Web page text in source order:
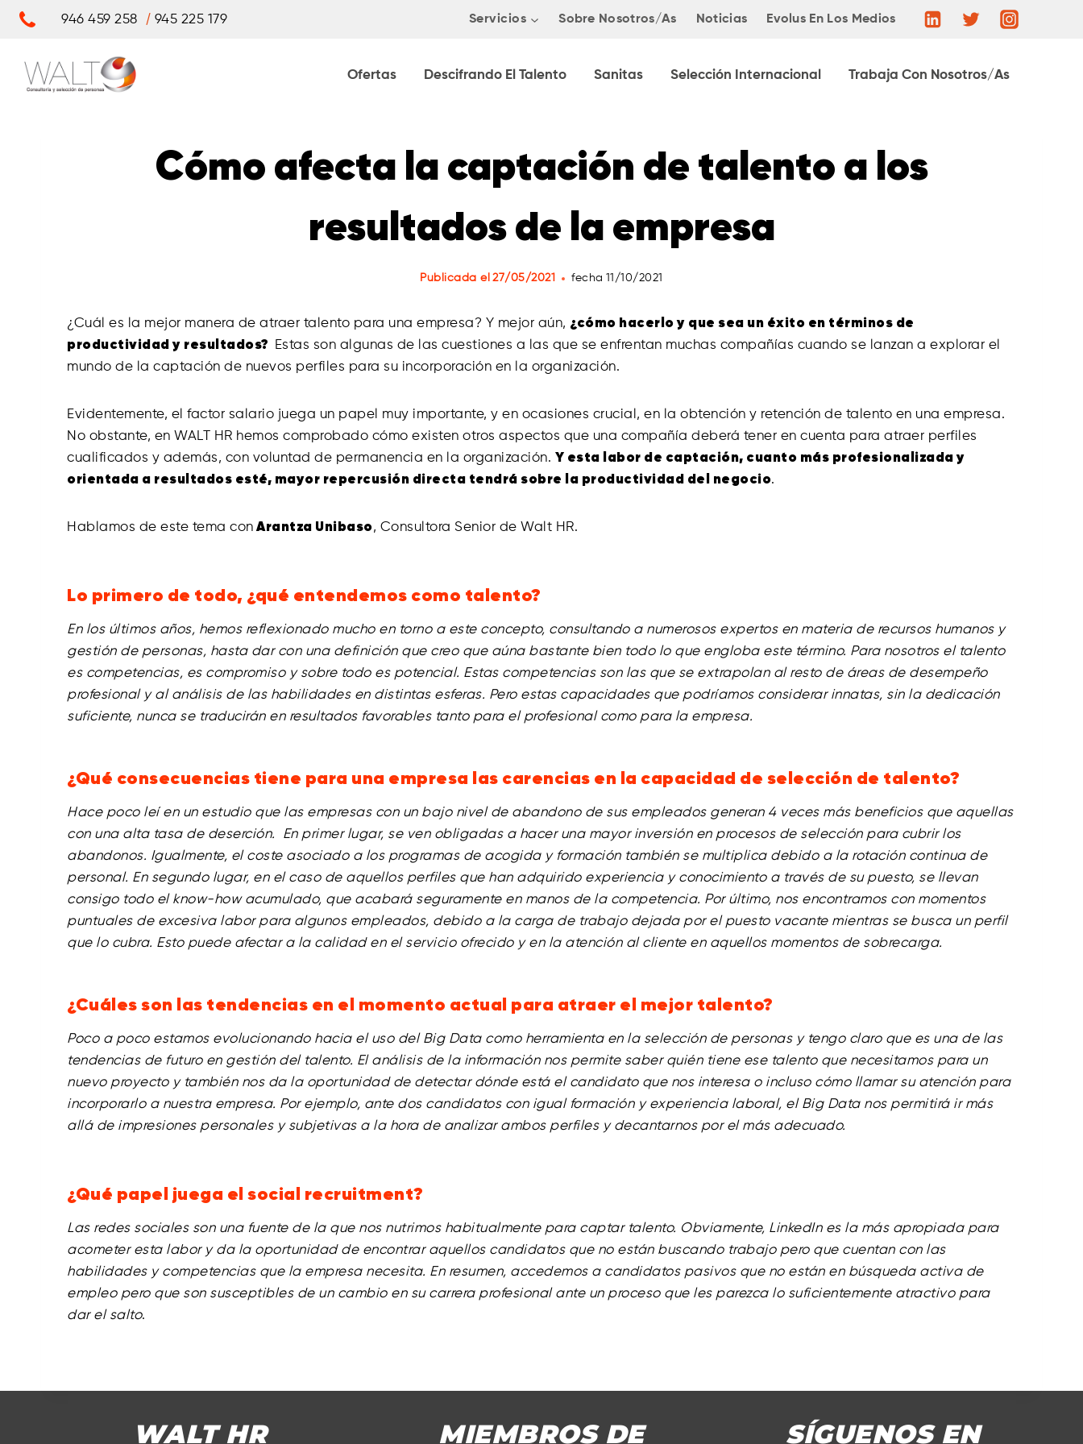
Saltar
946 459 258 / 945 225 179 Servicios Sobre Nosotros/as Noticias Evolus En Los Medios
Ofertas Descifrando El Talento Sanitas Selección Internacional Trabaja Con Nosotros/as
Cómo afecta la captación de talento a los
resultados de la empresa
Publicada el 27/05/2021 fecha 11/10/2021
¿Cuál es la mejor manera de atraer talento para una empresa? Y mejor aún, ¿cómo hacerlo y que sea un éxito en términos de
productividad y resultados?
Estas son algunas de las cuestiones a las que se enfrentan muchas compañías cuando se lanzan a explorar el
mundo de la captación de nuevos perfiles para su incorporación en la organización.
Evidentemente, el factor salario juega un papel muy importante, y en ocasiones crucial, en la obtención y retención de talento en una empresa.
No obstante, en WALT HR hemos comprobado cómo existen otros aspectos que una compañía deberá tener en cuenta para atraer perfiles
cualificados y además, con voluntad de permanencia en la organización. Y esta labor de captación, cuanto más profesionalizada y
orientada a resultados esté, mayor repercusión directa tendrá sobre la productividad del negocio.
Hablamos de este tema con Arantza Unibaso, Consultora Senior de Walt HR.
Lo primero de todo, ¿qué entendemos como talento?
En los últimos años, hemos reflexionado mucho en torno a este concepto, consultando a numerosos expertos en materia de recursos humanos y
gestión de personas, hasta dar con una definición que creo que aúna bastante bien todo lo que engloba este término. Para nosotros el talento
es competencias, es compromiso y sobre todo es potencial. Estas competencias son las que se extrapolan al resto de áreas de desempeño
profesional y al análisis de las habilidades en distintas esferas. Pero estas capacidades que podríamos considerar innatas, sin la dedicación
suficiente, nunca se traducirán en resultados favorables tanto para el profesional como para la empresa.
¿Qué consecuencias tiene para una empresa las carencias en la capacidad de selección de talento?
Hace poco leí en un estudio que las empresas con un bajo nivel de abandono de sus empleados generan 4 veces más beneficios que aquellas
con una alta tasa de deserción. En primer lugar, se ven obligadas a hacer una mayor inversión en procesos de selección para cubrir los
abandonos. Igualmente, el coste asociado a los programas de acogida y formación también se multiplica debido a la rotación continua de
personal. En segundo lugar, en el caso de aquellos perfiles que han adquirido experiencia y conocimiento a través de su puesto, se llevan
consigo todo el know-how acumulado, que acabará seguramente en manos de la competencia. Por último, nos encontramos con momentos
puntuales de excesiva labor para algunos empleados, debido a la carga de trabajo dejada por el puesto vacante mientras se busca un perfil
que lo cubra. Esto puede afectar a la calidad en el servicio ofrecido y en la atención al cliente en aquellos momentos de sobrecarga.
¿Cuáles son las tendencias en el momento actual para atraer el mejor talento?
Poco a poco estamos evolucionando hacia el uso del Big Data como herramienta en la selección de personas y tengo claro que es una de las
tendencias de futuro en gestión del talento. El análisis de la información nos permite saber quién tiene ese talento que necesitamos para un
nuevo proyecto y también nos da la oportunidad de detectar dónde está el candidato que nos interesa o incluso cómo llamar su atención para
incorporarlo a nuestra empresa. Por ejemplo, ante dos candidatos con igual formación y experiencia laboral, el Big Data nos permitirá ir más
allá de impresiones personales y subjetivas a la hora de analizar ambos perfiles y decantarnos por el más adecuado.
¿Qué papel juega el social recruitment?
Las redes sociales son una fuente de la que nos nutrimos habitualmente para captar talento. Obviamente, LinkedIn es la más apropiada para
acometer esta labor y da la oportunidad de encontrar aquellos candidatos que no están buscando trabajo pero que cuentan con las
habilidades y competencias que la empresa necesita. En resumen, accedemos a candidatos pasivos que no están en búsqueda activa de
empleo pero que son susceptibles de un cambio en su carrera profesional ante un proceso que les parezca lo suficientemente atractivo para
dar el salto.
WALT HR MIEMBROS DE SÍGUENOS EN